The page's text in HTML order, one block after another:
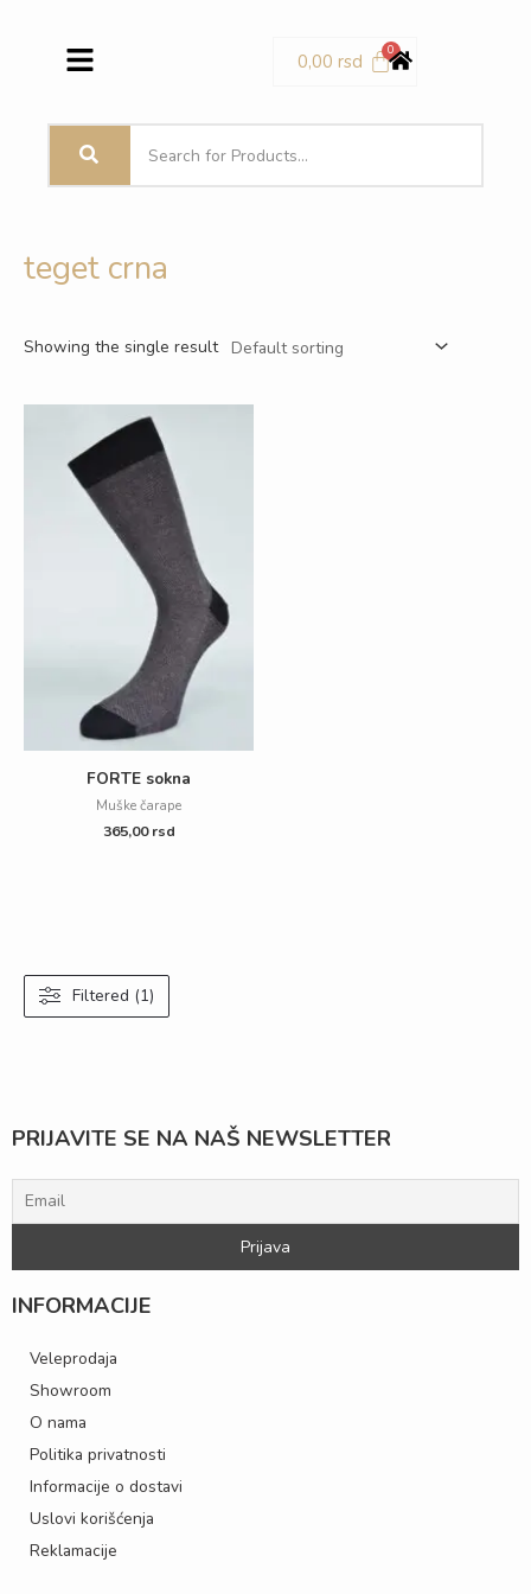
Menu 0,00rsd
Filtered (1)
teget crna
Showing the single result
FORTE sokna
Muške čarape
365,00rsd
INFORMACIJE
Veleprodaja
Showroom
O nama
Politika privatnosti
Informacije o dostavi
Uslovi korišćenja
Reklamacije
PRIJAVITE SE NA NAŠ NEWSLETTER